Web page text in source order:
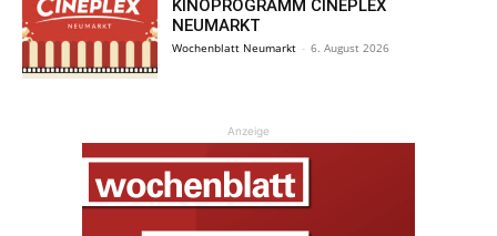
KINOPROGRAMM CINEPLEX
NEUMARKT
Wochenblatt Neumarkt - 6. August 2026
Anzeige